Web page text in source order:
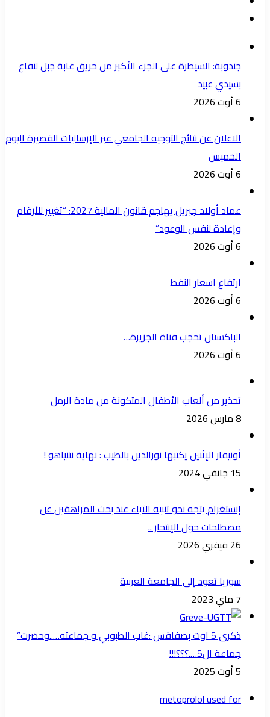
جندوبة: السيطرة على الجزء الأكبر من حريق غابة جبل لنقاع
بسيدي عبيد
6 أوت 2026
الاعلان عن نتائج التوجيه الجامعي عبر الإرساليات القصيرة اليوم
الخميس
6 أوت 2026
عماد أولاد جبريل يهاجم قانون المالية 2027: “تغيير للأرقام
وإعادة لنفس الوعود”
6 أوت 2026
ارتفاع اسعار النفط
6 أوت 2026
الباكستان تحجب قناة الجزيرة…
6 أوت 2026
تحذير من ألعاب الأطفال المتكونة من مادة الرمل
8 مارس 2026
أونيفار الإثنين يكتبها نورالدين بالطيب : نهاية نتنياهو !
15 جانفي 2024
إنستغرام يتجه نحو تنبيه الآباء عند بحث المراهقين عن
مصطلحات حول الإنتحار ..
26 فيفري 2026
سوريا تعود إلى الجامعة العربية
7 ماي 2023
ذكرى 5 اوت بصفاقس :غاب الطبوبي و جماعته…..وحضرت”
جماعة ال5….؟؟؟!!!
5 أوت 2025
metoprolol used for